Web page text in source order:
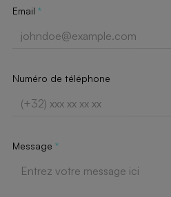
Email *
Numéro de téléphone
Message *